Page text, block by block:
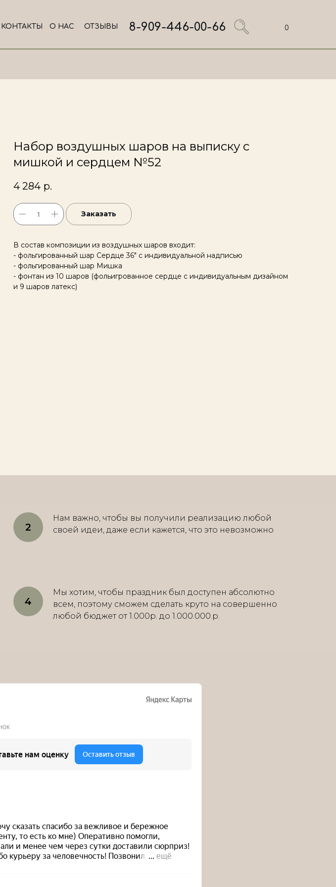
0
8-909-446-00-66
ОТЗЫВЫ
О НАС
КОНТАКТЫ
Набор воздушных шаров на выписку с
мишкой и сердцем №52
4 284 р.
Заказать
В состав композиции из воздушных шаров входит:
- фольгированный шар Сердце 36" с индивидуальной надписью
- фольгированный шар Мишка
- фонтан из 10 шаров (фольигрованное сердце с индивидуальным дизайном
и 9 шаров латекс)
Нам важно, чтобы вы получили реализацию любой
своей идеи, даже если кажется, что это невозможно
Мы хотим, чтобы праздник был доступен абсолютно
всем, поэтому сможем сделать круто на совершенно
любой бюджет от 1.000р. до 1.000.000.р.